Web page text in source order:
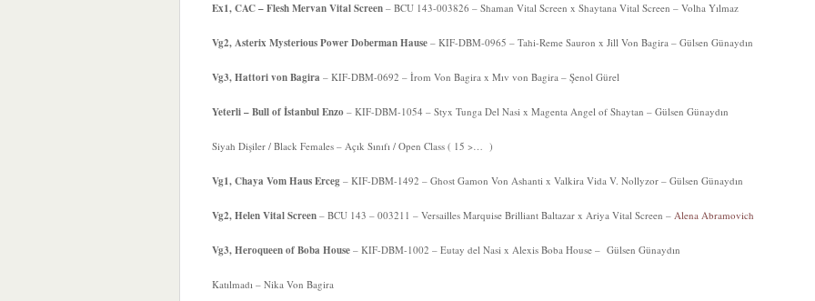
Ex1, CAC – Flesh Mervan Vital Screen – BCU 143-003826 – Shaman Vital Screen x Shaytana Vital Screen – Volha Yılmaz
Vg2, Asterix Mysterious Power Doberman Hause – KIF-DBM-0965 – Tahi-Reme Sauron x Jill Von Bagira – Gülsen Günaydın
Vg3, Hattori von Bagira – KIF-DBM-0692 – İrom Von Bagira x Mıv von Bagira – Şenol Gürel
Yeterli – Bull of İstanbul Enzo – KIF-DBM-1054 – Styx Tunga Del Nasi x Magenta Angel of Shaytan – Gülsen Günaydın
Siyah Dişiler / Black Females – Açık Sınıfı / Open Class ( 15 >… )
Vg1, Chaya Vom Haus Erceg – KIF-DBM-1492 – Ghost Gamon Von Ashanti x Valkira Vida V. Nollyzor – Gülsen Günaydın
Vg2, Helen Vital Screen – BCU 143 – 003211 – Versailles Marquise Brilliant Baltazar x Ariya Vital Screen – Alena Abramovich
Vg3, Heroqueen of Boba House – KIF-DBM-1002 – Eutay del Nasi x Alexis Boba House – Gülsen Günaydın
Katılmadı – Nika Von Bagira